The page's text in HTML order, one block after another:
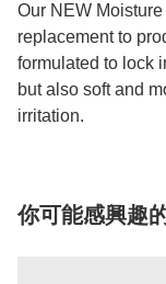
Our NEW
replacement to
formulated to lock
but also soft and
irritation.
你可能感興趣